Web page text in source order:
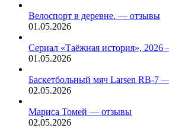
Велоспорт в деревне. — отзывы
01.05.2026
Сериал «Таёжная история»,
01.05.2026
Баскетбольный мяч Larsen RB-7
02.05.2026
Мариса Томей — отзывы
02.05.2026